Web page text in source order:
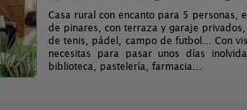
Casa rural con encanto para 5 personas,
de pinares, con terraza y garaje
de tenis, pádel, campo de futbol... Con
necesitas para pasar unos días
biblioteca, pastelería, farmacia...